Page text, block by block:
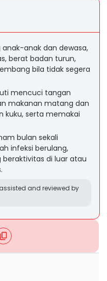
anak dan dewasa,
berat badan turun,
bila tidak segera
mencuci tangan
makanan matang dan
kuku, serta memakai
bulan sekali
infeksi berulang,
di luar atau
and reviewed by